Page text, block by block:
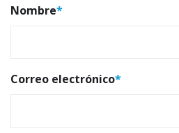
Nombre*
Correo electrónico*